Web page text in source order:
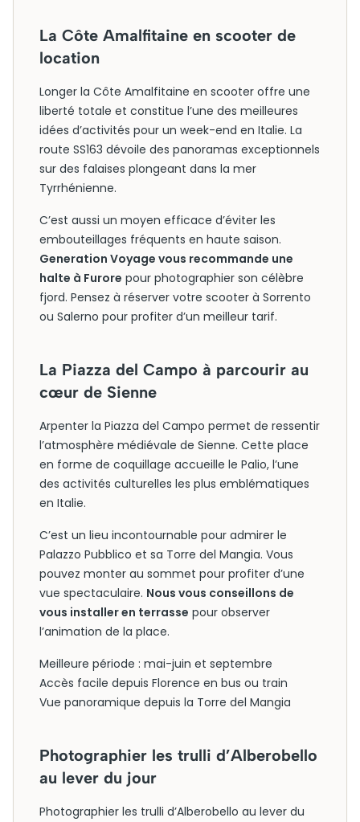
La Côte Amalfitaine en scooter de
location
Longer la Côte Amalfitaine en scooter offre une
liberté totale et constitue l’une des meilleures
idées d’activités pour un week-end en Italie. La
route SS163 dévoile des panoramas exceptionnels
sur des falaises plongeant dans la mer
Tyrrhénienne.
C’est aussi un moyen efficace d’éviter les
embouteillages fréquents en haute saison.
Generation Voyage vous recommande une
halte à Furore pour photographier son célèbre
fjord. Pensez à réserver votre scooter à Sorrento
ou Salerno pour profiter d’un meilleur tarif.
La Piazza del Campo à parcourir au
cœur de Sienne
Arpenter la Piazza del Campo permet de ressentir
l’atmosphère médiévale de Sienne. Cette place
en forme de coquillage accueille le Palio, l’une
des activités culturelles les plus emblématiques
en Italie.
C’est un lieu incontournable pour admirer le
Palazzo Pubblico et sa Torre del Mangia. Vous
pouvez monter au sommet pour profiter d’une
vue spectaculaire. Nous vous conseillons de
vous installer en terrasse pour observer
l’animation de la place.
Meilleure période : mai-juin et septembre
Accès facile depuis Florence en bus ou train
Vue panoramique depuis la Torre del Mangia
Photographier les trulli d’Alberobello
au lever du jour
Photographier les trulli d’Alberobello au lever du